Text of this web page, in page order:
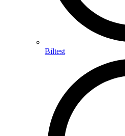
Biltest